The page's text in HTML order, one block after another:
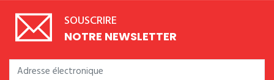
SOUSCRIRE
NOTRE NEWSLETTER